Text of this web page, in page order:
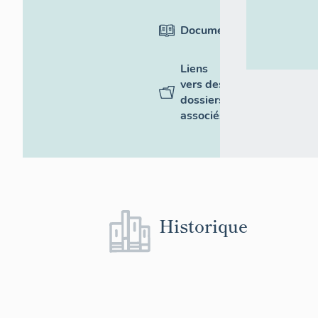
Documentation
Liens
vers des
dossiers
associés
Historique